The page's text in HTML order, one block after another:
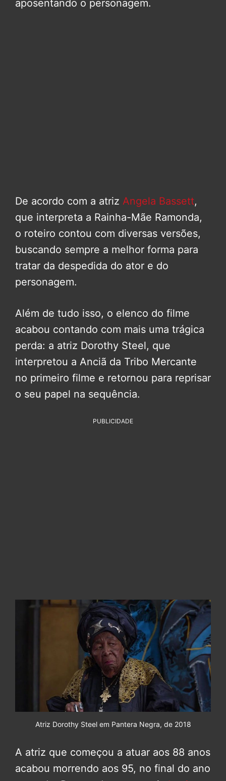
aposentando o personagem.
De acordo com a atriz Angela Bassett,
que interpreta a Rainha-Mãe Ramonda,
o roteiro contou com diversas versões,
buscando sempre a melhor forma para
tratar da despedida do ator e do
personagem.
Além de tudo isso, o elenco do filme
acabou contando com mais uma trágica
perda: a atriz Dorothy Steel, que
interpretou a Anciã da Tribo Mercante
no primeiro filme e retornou para reprisar
o seu papel na sequência.
PUBLICIDADE
Atriz Dorothy Steel em Pantera Negra, de 2018
A atriz que começou a atuar aos 88 anos
acabou morrendo aos 95, no final do ano